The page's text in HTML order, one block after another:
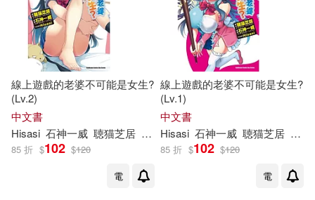
線上遊戲的老婆不可能是女生?
(Lv.2)
中文書
Hisasi 石神一威 聴猫芝居 umon
85 折 $102 $120
電
線上遊戲的老婆不可能是女生?
(Lv.1)
中文書
Hisasi 石神一威 聴猫芝居
85 折 $102 $120
電